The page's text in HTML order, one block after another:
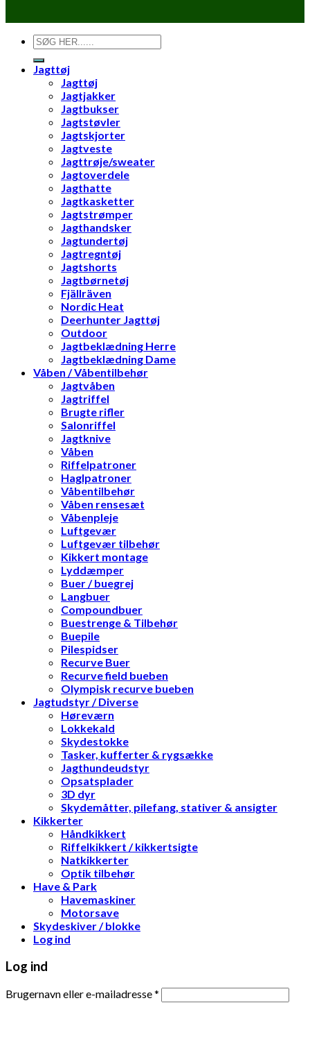
Søg
efter:
Jagttøj
Jagttøj
Jagtjakker
Jagtbukser
Jagtstøvler
Jagtskjorter
Jagtveste
Jagttrøje/sweater
Jagtoverdele
Jagthatte
Jagtkasketter
Jagtstrømper
Jagthandsker
Jagtundertøj
Jagtregntøj
Jagtshorts
Jagtbørnetøj
Fjällräven
Nordic Heat
Deerhunter Jagttøj
Outdoor
Jagtbeklædning Herre
Jagtbeklædning Dame
Våben / Våbentilbehør
Jagtvåben
Jagtriffel
Brugte rifler
Salonriffel
Jagtknive
Våben
Riffelpatroner
Haglpatroner
Våbentilbehør
Våben rensesæt
Våbenpleje
Luftgevær
Luftgevær tilbehør
Kikkert montage
Lyddæmper
Buer / buegrej
Langbuer
Compoundbuer
Buestrenge & Tilbehør
Buepile
Pilespidser
Recurve Buer
Recurve field bueben
Olympisk recurve bueben
Jagtudstyr / Diverse
Høreværn
Lokkekald
Skydestokke
Tasker, kufferter & rygsække
Jagthundeudstyr
Opsatsplader
3D dyr
Skydemåtter, pilefang, stativer & ansigter
Kikkerter
Håndkikkert
Riffelkikkert / kikkertsigte
Natkikkerter
Optik tilbehør
Have & Park
Havemaskiner
Motorsave
Skydeskiver / blokke
Log ind
Log ind
Brugernavn eller e-mailadresse*